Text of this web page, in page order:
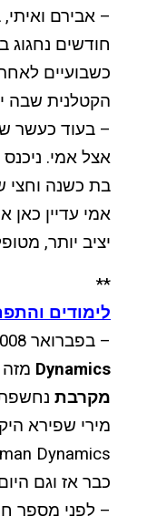
– אבירם ואיתי,
חודשים
כשבועיים
הקטלנית שבה
אצל אמי.
בת כשנה וחצי
יציב יותר,
**
לימודים
– בפברואר 2008 אני מכיר את מודל
Dynamics
מקרבת
מירי שפירא
כבר אז וגם
– לפני מספר